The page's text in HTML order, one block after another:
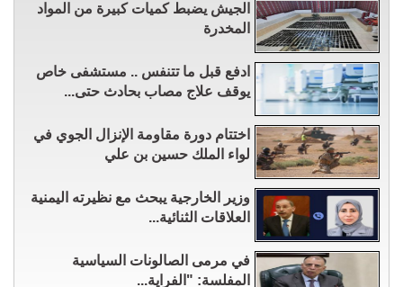
الجيش يضبط كميات كبيرة من المواد
المخدرة
ادفع قبل ما تتنفس .. مستشفى خاص
يوقف علاج مصاب بحادث حتى...
اختتام دورة مقاومة الإنزال الجوي في
لواء الملك حسين بن علي
وزير الخارجية يبحث مع نظيرته اليمنية
العلاقات الثنائية...
في مرمى الصالونات السياسية
المفلسة: "الفراية...